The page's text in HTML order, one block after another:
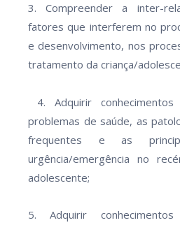
3. Compreender a inter-
fatores que interferem no
e desenvolvimento, nos
tratamento da criança/
4. Adquirir
problemas de saúde, as
frequentes e as
urgência/emergência no
adolescente;
5. Adquirir